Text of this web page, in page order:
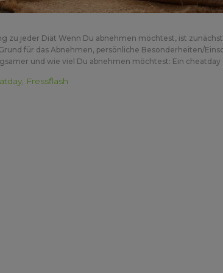
zu jeder Diät Wenn Du abnehmen möchtest, ist
für das Abnehmen, persönliche Besonderheiten/
und wie viel Du abnehmen möchtest: Ein
, Fressflash